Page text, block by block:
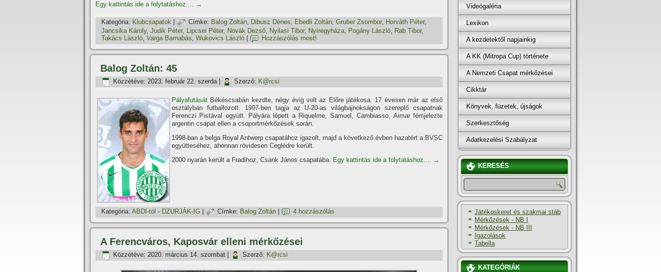
Egy kattintás ide a folytatáshoz.... →
Kategória: Klubcsapatok Címke: Balog Zoltán, Dibusz Dénes, Ebedli Zoltán, Gruber Zsombor, Horváth Péter,
Jancsika Károly, Judik Péter, Lipcsei Péter, Novák Dezső, Nyilasi Tibor, Nyí­regyháza, Pogány László, Rab Tibor,
Takács László, Varga Barnabás, Wukovics László Hozzászólás most!
Balog Zoltán: 45
Közzétéve: 2023. február 22. szerda| Szerző: K@rcsi
Pályafutását Békéscsabán kezdte, négy évig volt az Előre játékosa. 17 évesen már az első
osztályban futballozott. 1997-ben tagja az U-20-as világbajnokságon szereplő csapatnak
Ferenczi Pistával együtt. Pályára lépett a Riquelme, Samuel, Cambiasso, Aimar fémjelezte
argentin csapat ellen a csoportmérkőzések során.
1998-ban a belga Royal Antwerp csapatához igazolt, majd a következő évben hazatért a BVSC
együtteséhez, ahonnan rövidesen Ceglédre került.
2000 nyarán került a Fradihoz, Csank János csapatába. Egy kattintás ide a folytatáshoz.... →
Kategória: ABDI-tól - DZURJÁK-IG Címke: Balog Zoltán 4 hozzászólás
A Ferencváros, Kaposvár elleni mérkőzései
Közzétéve: 2020. március 14. szombat Szerző: K@rcsi
Videógaléria
Lexikon
A kezdetektől napjainkig
A KK (Mitropa Cup) története
A Nemzeti Csapat mérkőzései
Cikktár
Könyvek, füzetek, újságok
Szerkesztőség
Adatkezelési Szabályzat
KERESÉS
Játékoskeret és szakmai stáb
Mérkőzések - NB I
Mérkőzések - NB III
Igazolások
Tabella
KATEGÓRIÁK